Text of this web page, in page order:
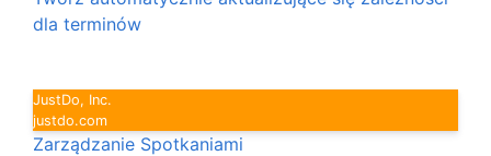
dla terminów
JustDo, Inc.
justdo.com
Zarządzanie Spotkaniami